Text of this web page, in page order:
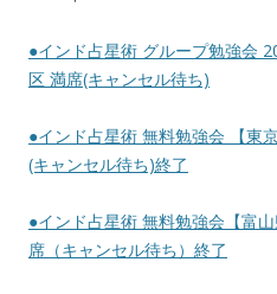
●インド占星術 グループ勉強会
区 満席(キャンセル待ち)
●インド占星術 無料勉強会 【東
(キャンセル待ち)終了
●インド占星術 無料勉強会【富
席（キャンセル待ち）終了